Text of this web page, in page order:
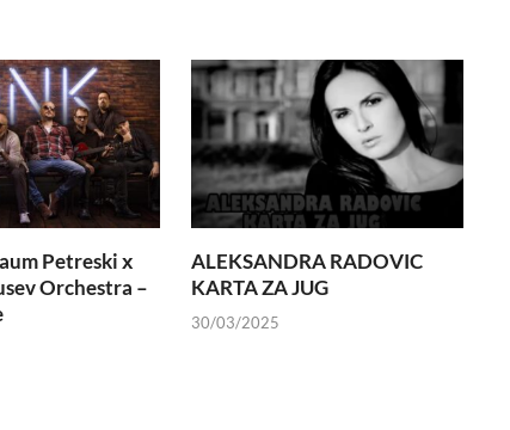
Petreski х
Orchestra –
ALEKSANDRA RADOVIC
KARTA ZA JUG
30/03/2025